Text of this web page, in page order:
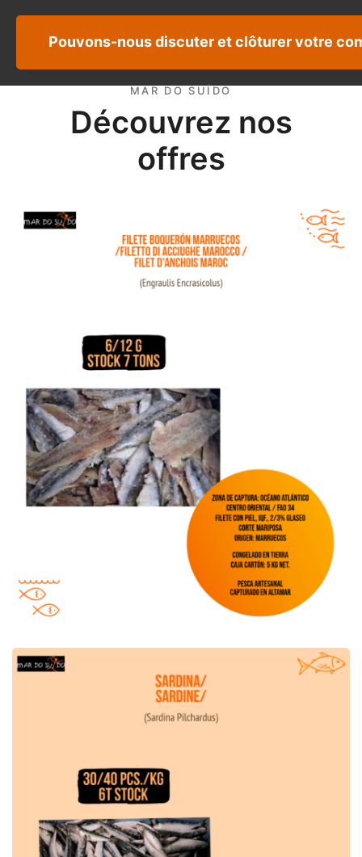
Pouvons-nous discuter et clôturer votre
MAR DO SUÍDO
Découvrez nos
offres
Offre de filets d’anchois du Maroc
Offre de sardines